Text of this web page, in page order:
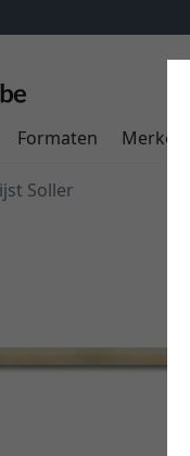
Formaten Merken
Soller